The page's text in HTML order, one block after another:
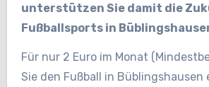
unterstützen Sie damit die
Fußballsports in
Für nur 2 Euro im Monat
Sie den Fußball in Büblingshausen